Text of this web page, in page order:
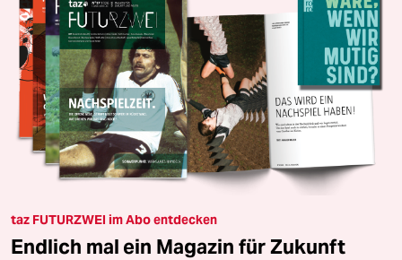
taz FUTURZWEI im Abo entdecken
Endlich mal ein Magazin für Zukunft